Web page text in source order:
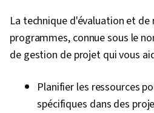
La technique d'évaluation et de
programmes, connue sous le
de gestion de projet qui vous
Planifier les ressources
spécifiques dans des